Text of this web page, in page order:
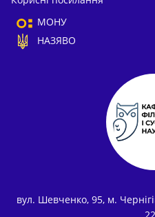
МОНУ
НАЗЯВО
вул. Шевченко, 95, м.